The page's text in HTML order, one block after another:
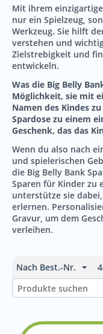
Mit ihrem
nur ein Spielzeug,
Werkzeug. Sie hilft
verstehen und
Zielstrebigkeit und
entwickeln.
Was die Big Belly
Möglichkeit, sie mit
Namen des Kindes
Spardose zu einem
Geschenk, das das
Wenn du also nach
und spielerischen
die Big Belly Bank
Sparen für Kinder zu
unterstütze sie
erlernen.
Gravur, um dem
verleihen.
Nach Best.-Nr.